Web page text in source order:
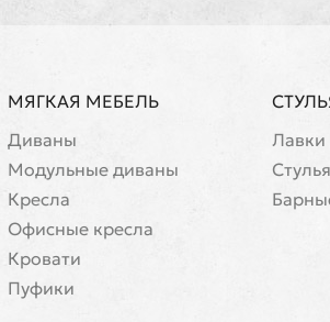
МЯГКАЯ МЕБЕЛЬ
Диваны
Модульные диваны
Кресла
Офисные кресла
Кровати
Пуфики
Лавки
Стулья